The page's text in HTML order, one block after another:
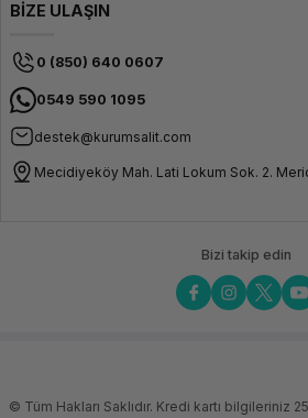
BİZE ULAŞIN
0 (850) 640 0607
0549 590 1095
destek@kurumsalit.com
Mecidiyeköy Mah. Lati Lokum Sok. 2.
Bizi takip edin
© Tüm Hakları Saklıdır. Kredi kartı bilgileriniz